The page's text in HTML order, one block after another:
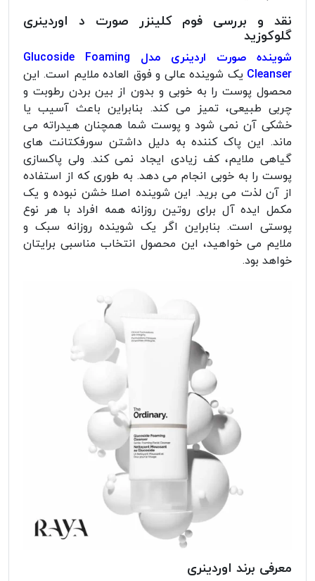
نقد و بررسی فوم کلینزر صورت د اوردینری
گلوکوزید
شوینده صورت اردینری مدل Glucoside Foaming
Cleanser یک شوینده عالی و فوق العاده ملایم است. این
محصول پوست را به خوبی و بدون از بین بردن رطوبت و
چربی طبیعی، تمیز می کند. بنابراین باعث آسیب یا
خشکی آن نمی شود و پوست شما همچنان هیدراته می
ماند. این پاک کننده به دلیل داشتن سورفکتانت های
گیاهی ملایم، کف زیادی ایجاد نمی کند. ولی پاکسازی
پوست را به خوبی انجام می دهد. به طوری که از استفاده
از آن لذت می برید. این شوینده اصلا خشن نبوده و یک
مکمل ایده آل برای روتین روزانه همه افراد با هر نوع
پوستی است. بنابراین اگر یک شوینده روزانه سبک و
ملایم می خواهید، این محصول انتخاب مناسبی برایتان
خواهد بود.
معرفی برند اوردینری